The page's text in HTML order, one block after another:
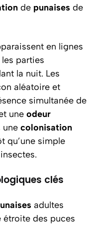
de punaises de
en lignes
parties
la nuit. Les
aléatoire et
simultanée de
une odeur
une colonisation
qu’une simple
clés
adultes
étroite des puces